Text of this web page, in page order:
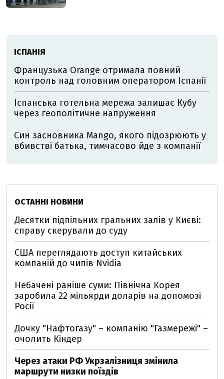
ІСПАНІЯ
Французька Orange отримала повний
контроль над головним оператором Іспанії
Іспанська готельна мережа залишає Кубу
через геополітичне напруження
Син засновника Mango, якого підозрюють у
вбивстві батька, тимчасово йде з компанії
ОСТАННІ НОВИНИ
Десятки підпільних гральних залів у Києві:
справу скерували до суду
США переглядають доступ китайських
компаній до чипів Nvidia
Небачені раніше суми: Північна Корея
заробила 22 мільярди доларів на допомозі
Росії
Дочку "Нафтогазу" – компанію "Газмережі" –
очолить Кіндер
Через атаки РФ Укрзалізниця змінила
маршрути низки поїздів